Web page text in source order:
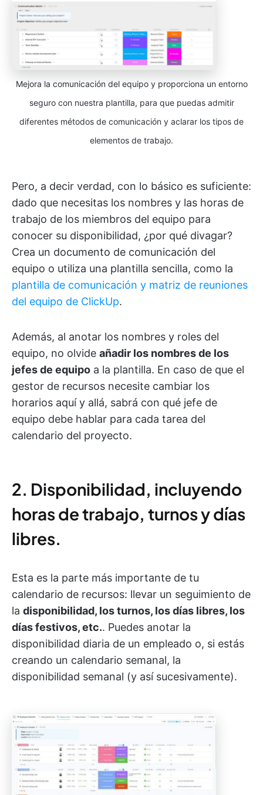
Mejora la comunicación del equipo y proporciona un entorno
seguro con nuestra plantilla, para que puedas admitir
diferentes métodos de comunicación y aclarar los tipos de
elementos de trabajo.
Pero, a decir verdad, con lo básico es suficiente:
dado que necesitas los nombres y las horas de
trabajo de los miembros del equipo para
conocer su disponibilidad, ¿por qué divagar?
Crea un documento de comunicación del
equipo o utiliza una plantilla sencilla, como la
plantilla de comunicación y matriz de reuniones
del equipo de ClickUp.
Además, al anotar los nombres y roles del
equipo, no olvide añadir los nombres de los
jefes de equipo a la plantilla. En caso de que el
gestor de recursos necesite cambiar los
horarios aquí y allá, sabrá con qué jefe de
equipo debe hablar para cada tarea del
calendario del proyecto.
2. Disponibilidad, incluyendo
horas de trabajo, turnos y días
libres.
Esta es la parte más importante de tu
calendario de recursos: llevar un seguimiento de
la disponibilidad, los turnos, los días libres, los
días festivos, etc.. Puedes anotar la
disponibilidad diaria de un empleado o, si estás
creando un calendario semanal, la
disponibilidad semanal (y así sucesivamente).